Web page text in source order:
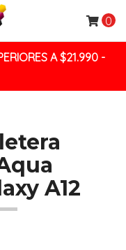
A $21.990 -
0
A12